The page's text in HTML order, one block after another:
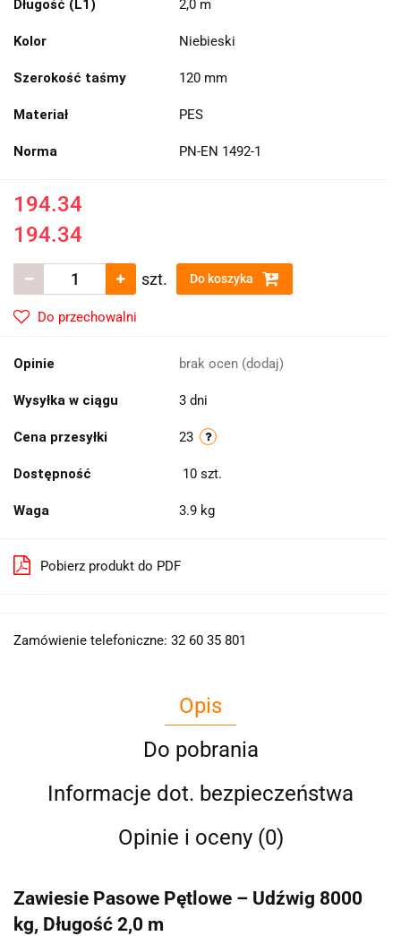
Długość (L1) 2,0 m
Kolor Niebieski
Szerokość taśmy 120 mm
Materiał PES
Norma PN-EN 1492-1
194.34
194.34
szt. Do koszyka
Do przechowalni
Opinie brak ocen (dodaj)
Wysyłka w ciągu 3 dni
Cena przesyłki 23
Dostępność 10 szt.
Waga 3.9 kg
Pobierz produkt do PDF
Zamówienie telefoniczne: 32 60 35 801
Opis
Do pobrania
Informacje dot. bezpieczeństwa
Opinie i oceny (0)
Zawiesie Pasowe Pętlowe – Udźwig 8000
kg, Długość 2,0 m